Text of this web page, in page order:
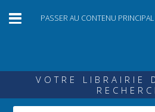
PASSER AU CONTENU PRINCIPAL
VOTRE LIBRAIRIE